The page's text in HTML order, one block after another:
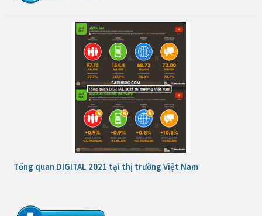
Tổng quan DIGITAL 2021 tại thị trường Việt Nam